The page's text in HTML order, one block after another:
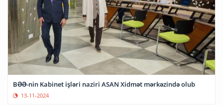
BƏƏ-nin Kabinet işləri naziri ASAN Xidmət mərkəzində olub
13-11-2024